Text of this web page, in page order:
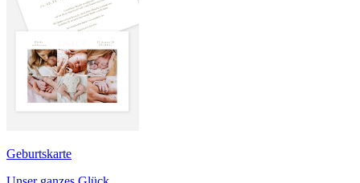
Geburtskarte